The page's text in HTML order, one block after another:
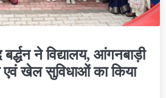
ने विद्यालय, आंगनबाड़ी
खेल सुविधाओं का किया